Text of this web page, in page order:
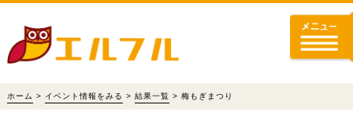
ホーム > イベント情報をみる > 結果一覧 > 梅もぎまつり